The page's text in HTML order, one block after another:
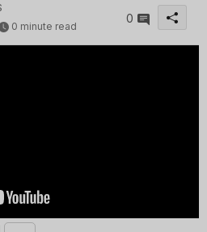
0 minute read
0